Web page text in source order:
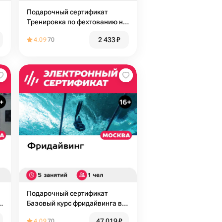
Подарочный сертификат
Тренировка по фехтованию на
группы (1,5 часа)
4.0970 2 433₽
Подарочный сертификат
Базовый курс фридайвинга в